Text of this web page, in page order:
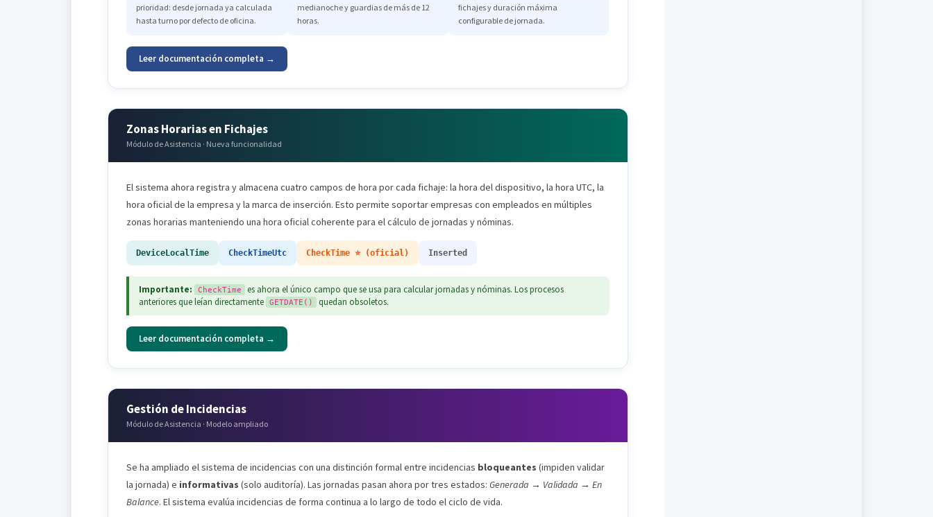
prioridad: desde jornada ya calculada
hasta turno por defecto de oficina.
medianoche y guardias de más de 12
horas.
fichajes y duración máxima
configurable de jornada.
Leer documentación completa →
Zonas Horarias en Fichajes
Módulo de Asistencia · Nueva funcionalidad
El sistema ahora registra y almacena cuatro campos de hora por cada fichaje: la hora del dispositivo, la hora UTC, la
hora oficial de la empresa y la marca de inserción. Esto permite soportar empresas con empleados en múltiples
zonas horarias manteniendo una hora oficial coherente para el cálculo de jornadas y nóminas.
DeviceLocalTime CheckTimeUtc CheckTime ⭐ (oficial) Inserted
Importante: CheckTime
es ahora el único campo que se usa para calcular jornadas y nóminas. Los procesos
anteriores que leían directamente GETDATE() quedan obsoletos.
Leer documentación completa →
Gestión de Incidencias
Módulo de Asistencia · Modelo ampliado
Se ha ampliado el sistema de incidencias con una distinción formal entre incidencias bloqueantes (impiden validar
la jornada) e informativas (solo auditoría). Las jornadas pasan ahora por tres estados: Generada → Validada → En
Balance. El sistema evalúa incidencias de forma continua a lo largo de todo el ciclo de vida.